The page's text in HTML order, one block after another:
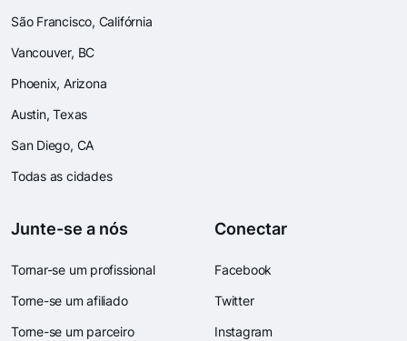
São Francisco, Califórnia
Vancouver, BC
Phoenix, Arizona
Austin, Texas
San Diego, CA
Todas as cidades
Junte-se a nós
Tornar-se um profissional
Torne-se um afiliado
Torne-se um parceiro
Conectar
Facebook
Twitter
Instagram